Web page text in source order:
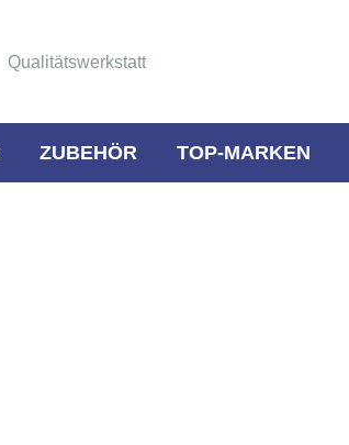
Qualitätswerkstatt
ZUBEHÖR TOP-MARKEN